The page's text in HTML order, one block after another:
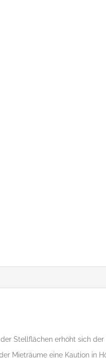
Stellflächen erhöht sich
Mieträume eine Kaution in